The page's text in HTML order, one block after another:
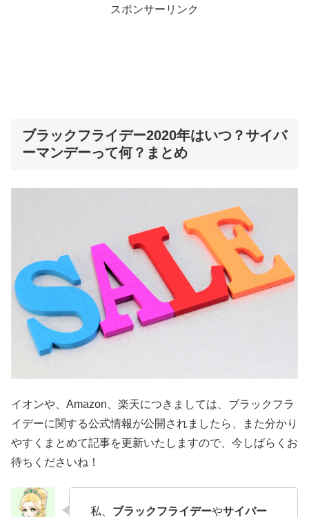
スポンサーリンク
ブラックフライデー2020年はいつ？サイバ
ーマンデーって何？まとめ
イオンや、Amazon、楽天につきましては、ブラックフラ
イデーに関する公式情報が公開されましたら、また分かり
やすくまとめて記事を更新いたしますので、今しばらくお
待ちくださいね！
私、 ブラックフライデーやサイバー